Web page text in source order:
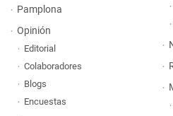
Pamplona
Opinión
Editorial
Colaboradores
Blogs
Encuestas